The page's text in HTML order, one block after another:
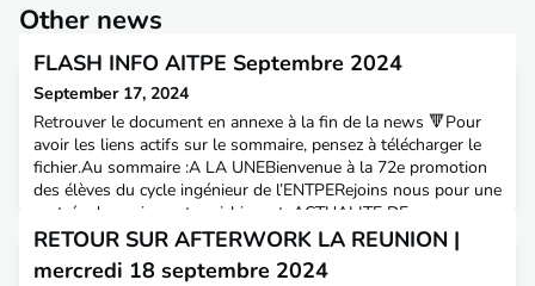
Other news
FLASH INFO AITPE Septembre 2024
September 17, 2024
Retrouver le document en annexe à la fin de la news 🔻Pour
avoir les liens actifs sur le sommaire, pensez à télécharger le
fichier.Au sommaire :A LA UNEBienvenue à la 72e promotion
des élèves du cycle ingénieur de l’ENTPERejoins nous pour une
rentrée dynamique et enrichissanteACTUALITE DE
L’AITPECarnet de bord du vaisseau amiral ISS ENTerPrisE |
Objectif : départements du Jura, des Landes et du Lo
RETOUR SUR AFTERWORK LA REUNION |
mercredi 18 septembre 2024